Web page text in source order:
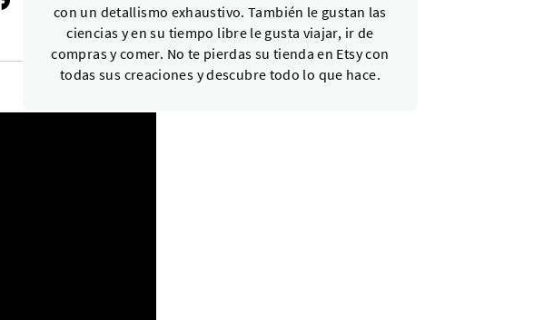
con un detallismo exhaustivo. También le gustan las
ciencias y en su tiempo libre le gusta viajar, ir de
compras y comer. No te pierdas su tienda en Etsy con
todas sus creaciones y descubre todo lo que hace.